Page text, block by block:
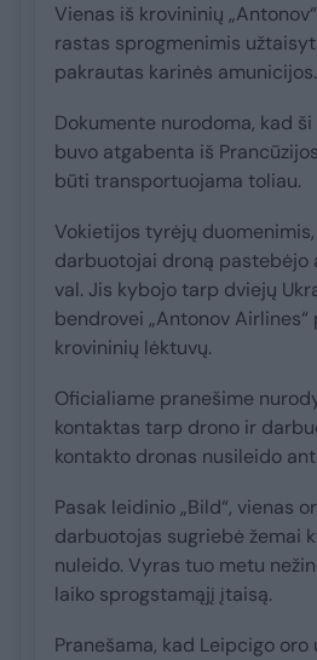
Vienas iš krovininių
rastas sprogmenimis
pakrautas karinės amunicijos.
Dokumente nurodoma, kad
buvo atgabenta iš
būti transportuojama toliau.
Vokietijos tyrėjų
darbuotojai droną pastebėjo
val. Jis kybojo tarp dviejų
bendrovei „Antonov
krovininių lėktuvų.
Oficialiame pranešime
kontaktas tarp drono ir
kontakto dronas nusileido ant
Pasak leidinio „Bild“, vienas
darbuotojas sugriebė žemai
nuleido. Vyras tuo metu
laiko sprogstamąjį įtaisą.
Pranešama, kad Leipcigo oro